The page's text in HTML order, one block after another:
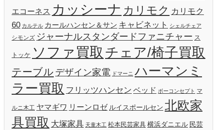
エコーネス カッシーナ カリモク カリモク
60 カルテル カールハンセン＆サン キャビネット シェルチェア
シモンズ ジャーナルスタンダードファニチャー ス
トッケ ソファ買取 チェア/椅子買取
テーブル デザイン家電 ドマーニ ハーマンミ
ラー買取 フリッツハンセン ベッド ボーコンセプト マ
ルニ木工 ヤマギワ リーンロゼ ルイスポールセン 北欧家
具買取 大塚家具 天童木工 松本民芸家具 横浜ダニエル 民芸